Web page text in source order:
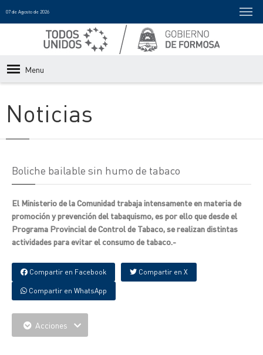
07 de Agosto de 2026
Menu
Noticias
Boliche bailable sin humo de tabaco
El Ministerio de la Comunidad trabaja intensamente en materia de
promoción y prevención del tabaquismo, es por ello que desde el
Programa Provincial de Control de Tabaco, se realizan distintas
actividades para evitar el consumo de tabaco.-
Compartir en Facebook Compartir en X
Compartir en WhatsApp
Acciones